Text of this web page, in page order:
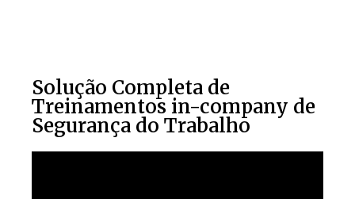
Solução Completa de
Treinamentos in-company de
Segurança do Trabalho